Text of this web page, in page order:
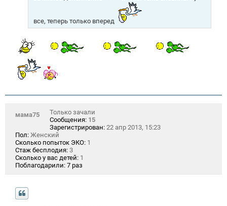
все, теперь только вперед
мама75
Только зачали
Сообщения: 15
Зарегистрирован: 22 апр 2013, 15:23
Пол: Женский
Сколько попыток ЭКО: 1
Стаж бесплодия: 3
Сколько у вас детей: 1
Поблагодарили: 7 раз